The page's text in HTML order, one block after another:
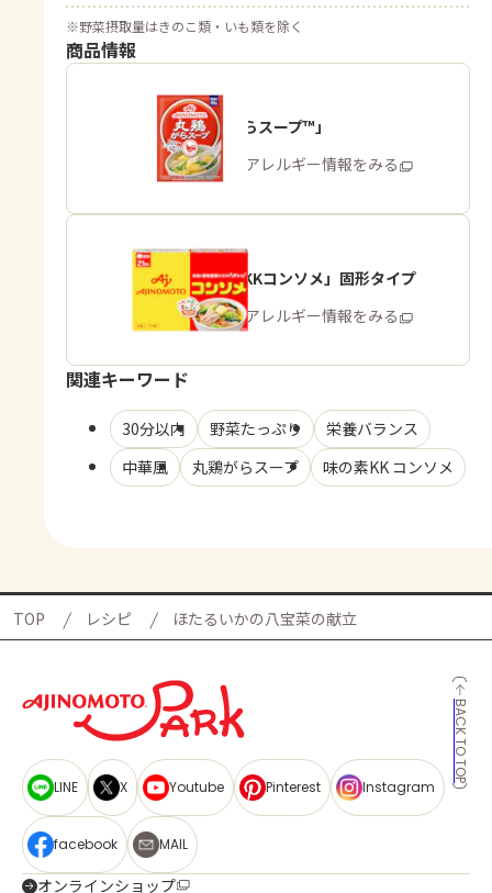
※野菜摂取量はきのこ類・いも類を除く
商品情報
「丸鶏がらスープ™」
商品・アレルギー情報をみる
「味の素KKコンソメ」固形タイプ
商品・アレルギー情報をみる
関連キーワード
30分以内 野菜たっぷり
栄養バランス
中華風
丸鶏がらスープ 味の素KK コンソメ
TOP レシピ ほたるいかの八宝菜の献立
BACK TO TOP
LINE X Youtube Pinterest Instagram
facebook MAIL
オンラインショップ